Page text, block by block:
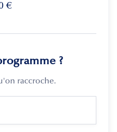
€
?
raccroche.